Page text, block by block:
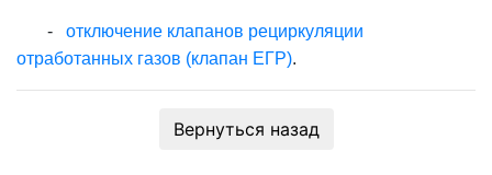
-
отключение клапанов рециркуляции
отработанных газов (клапан ЕГР).
Вернуться назад